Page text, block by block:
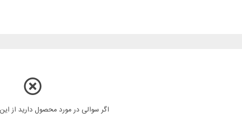
اگر سوالی در مورد محصول دارید از